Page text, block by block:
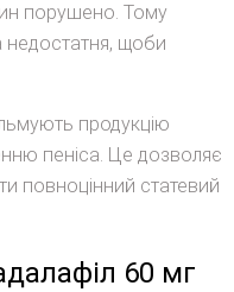
порушено. Тому
недостатня, щоби
продукцію
пеніса. Це дозволяє
повноцінний статевий
60 мг